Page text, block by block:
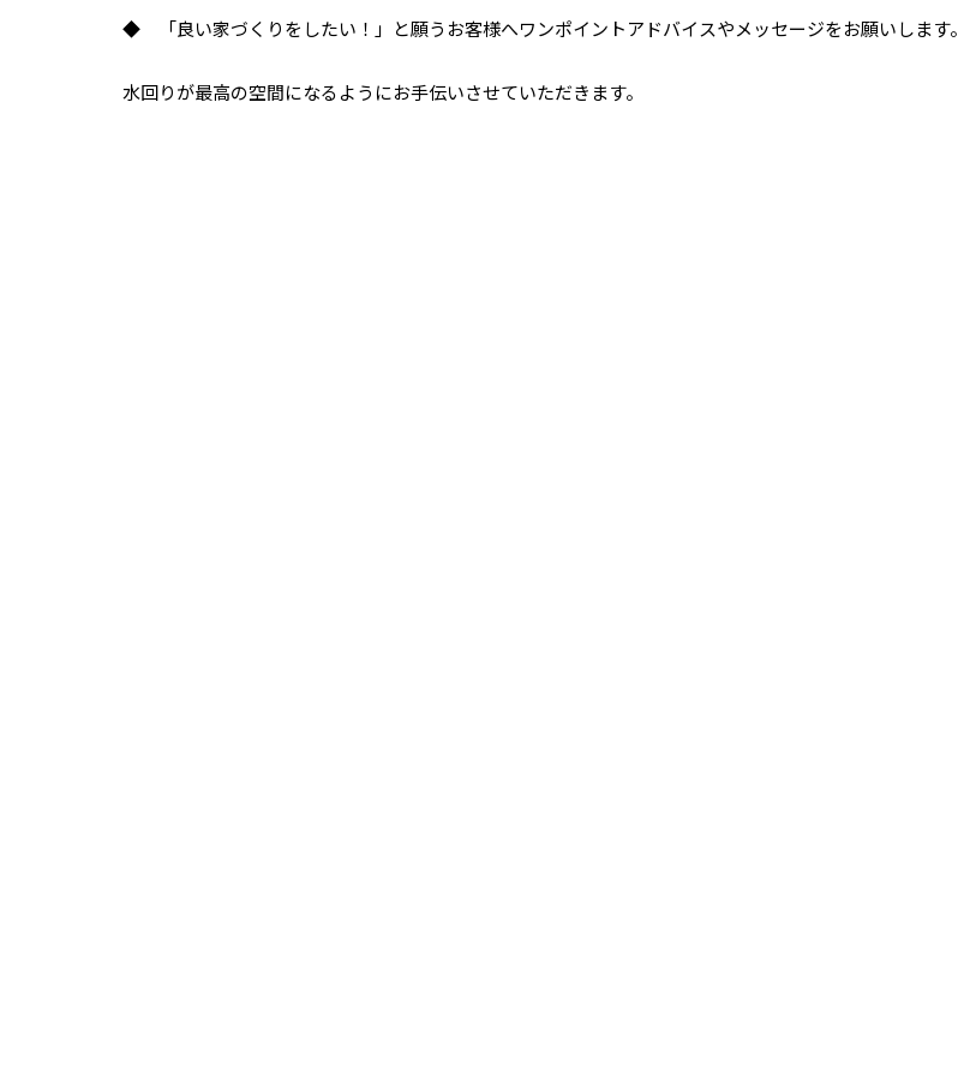
◆ 「良い家づくりをしたい！」と願うお客様へワンポイントアドバイスやメッセージをお願いします。
水回りが最高の空間になるようにお手伝いさせていただきます。